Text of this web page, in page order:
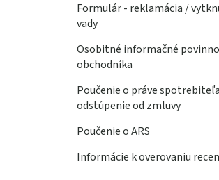
Formulár - reklamácia /
vady
Osobitné informačné
obchodníka
Poučenie o práve
odstúpenie od zmluvy
Poučenie o ARS
Informácie k overovaniu